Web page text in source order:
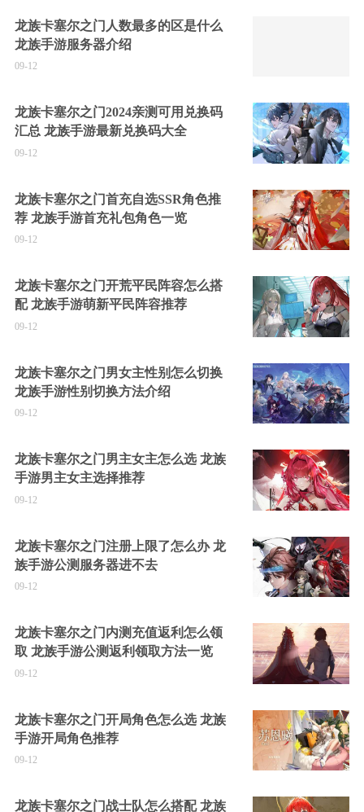
龙族卡塞尔之门人数最多的区是什么
龙族手游服务器介绍
09-12
龙族卡塞尔之门2024亲测可用兑换码
汇总 龙族手游最新兑换码大全
09-12
龙族卡塞尔之门首充自选SSR角色推
荐 龙族手游首充礼包角色一览
09-12
龙族卡塞尔之门开荒平民阵容怎么搭
配 龙族手游萌新平民阵容推荐
09-12
龙族卡塞尔之门男女主性别怎么切换
龙族手游性别切换方法介绍
09-12
龙族卡塞尔之门男主女主怎么选 龙族
手游男主女主选择推荐
09-12
龙族卡塞尔之门注册上限了怎么办 龙
族手游公测服务器进不去
09-12
龙族卡塞尔之门内测充值返利怎么领
取 龙族手游公测返利领取方法一览
09-12
龙族卡塞尔之门开局角色怎么选 龙族
手游开局角色推荐
09-12
龙族卡塞尔之门战士队怎么搭配 龙族